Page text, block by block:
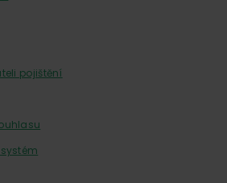
pojištění